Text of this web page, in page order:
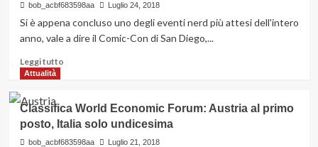
bob_acbf683598aa Luglio 24, 2018
Si è appena concluso uno degli eventi nerd più attesi dell'intero
anno, vale a dire il Comic-Con di San Diego,...
Leggi tuttoLeggi
Comic-
Con
2018:
Attualità
Classifica World Economic Forum: Austria al primo
posto, Italia solo undicesima
bob_acbf683598aa Luglio 21, 2018